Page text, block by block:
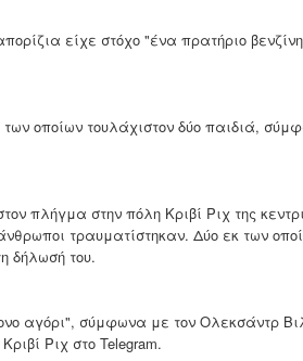
είχε στόχο "ένα πρατήριο
οποίων τουλάχιστον δύο παιδιά,
πλήγμα στην πόλη Κριβί Ριχ της
τραυματίστηκαν. Δύο εκ των
δήλωσή του.
αγόρι", σύμφωνα με τον Ολεκσάντρ
Ριχ στο Telegram.